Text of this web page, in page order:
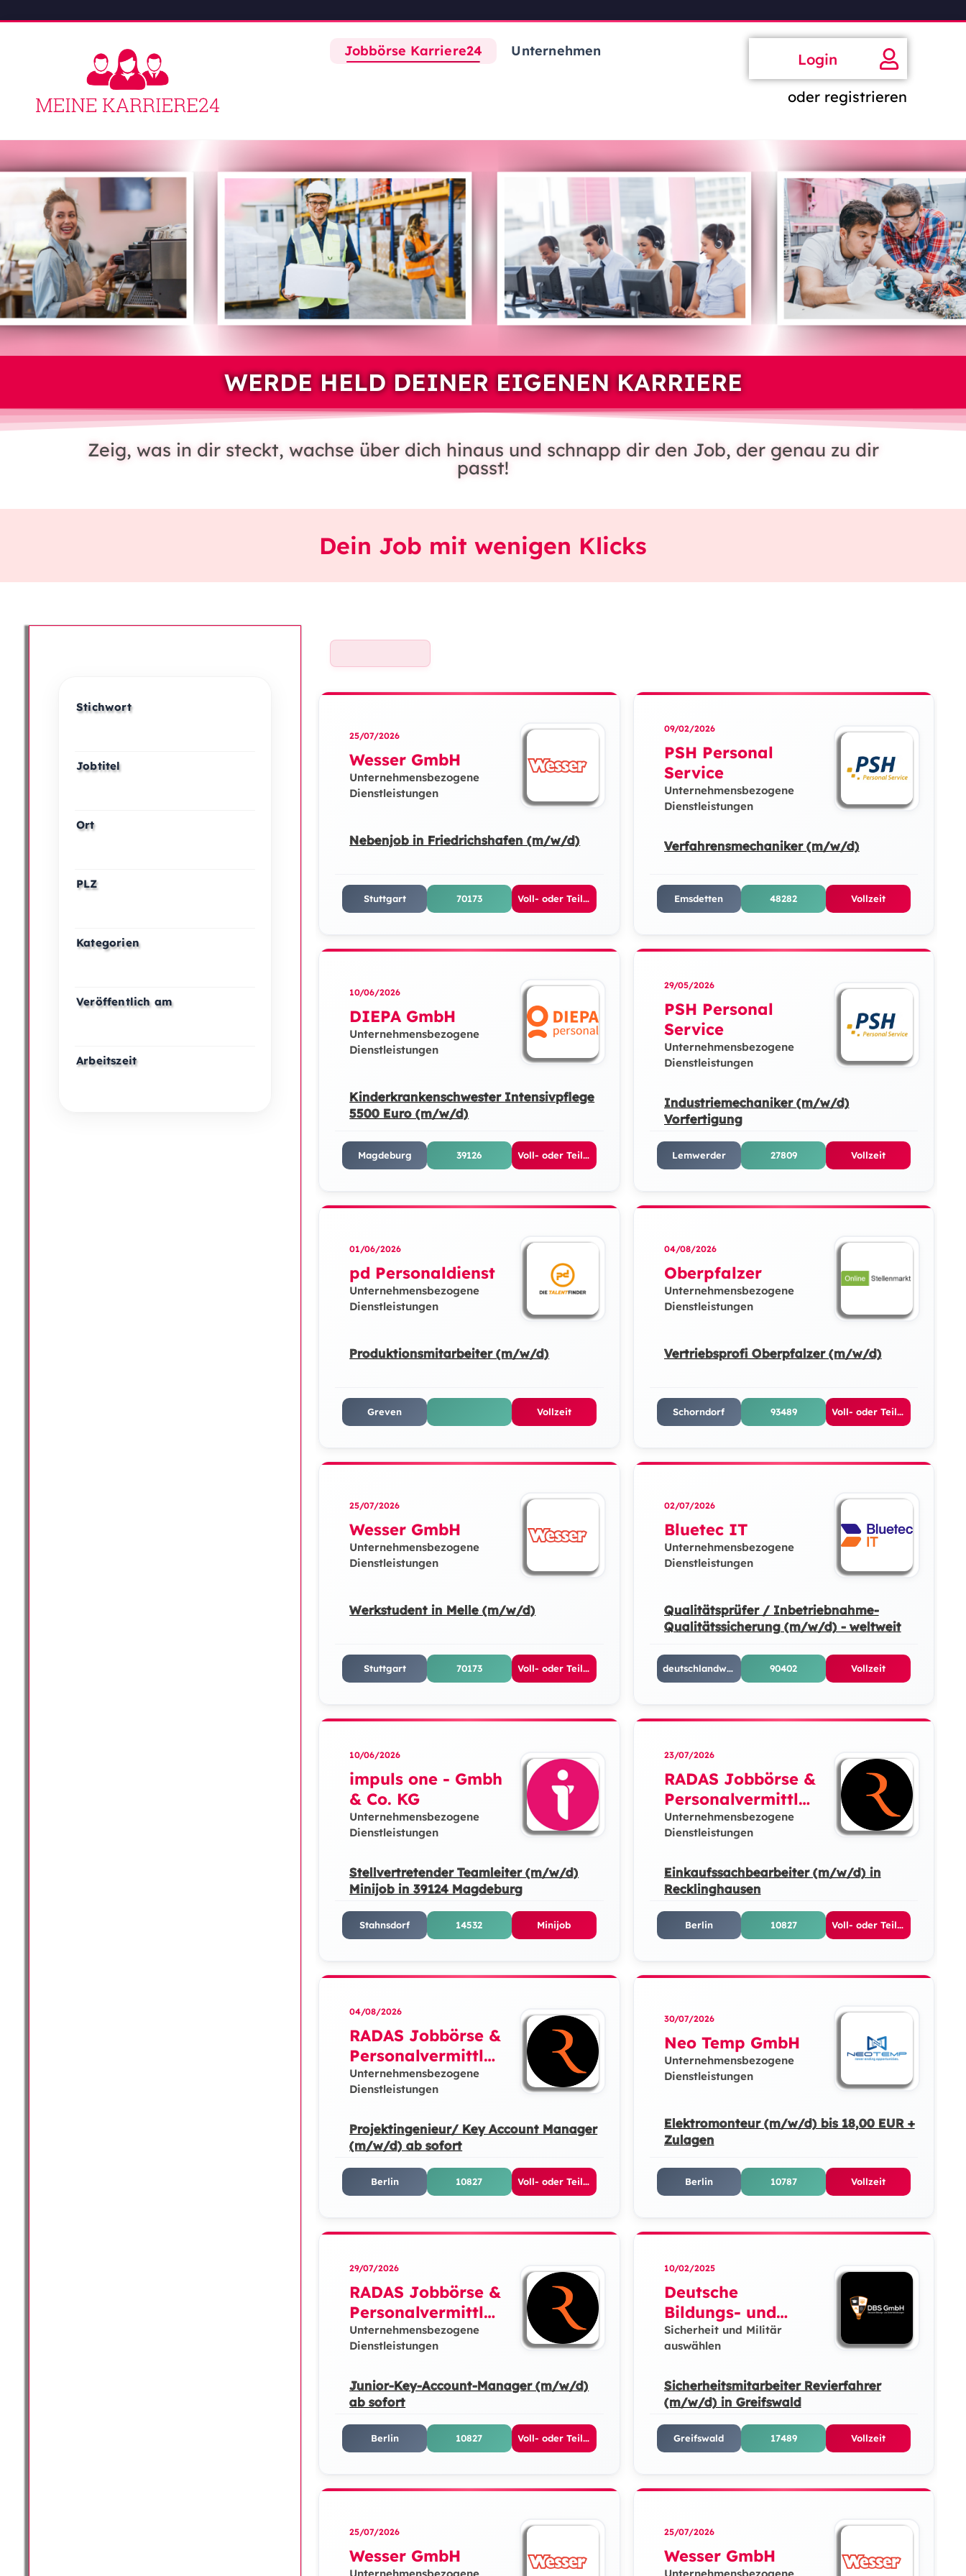
Jobbörse Karriere24 Unternehmen Login
oder registrieren
WERDE HELD DEINER EIGENEN KARRIERE
Zeig, was in dir steckt, wachse über dich hinaus und schnapp dir den Job, der genau zu dir
passt!
Dein Job mit wenigen Klicks
Stichwort
Jobtitel
Ort
PLZ
Kategorien
Veröffentlich am
Arbeitszeit
25/07/2026
Wesser GmbH
Unternehmensbezogene
Dienstleistungen
Nebenjob in Friedrichshafen (m/w/d)
Stuttgart 70173 Voll- oder Teilzeit
09/02/2026
PSH Personal
Service
Unternehmensbezogene
Dienstleistungen
Verfahrensmechaniker (m/w/d)
Emsdetten 48282 Vollzeit
10/06/2026
DIEPA GmbH
Unternehmensbezogene
Dienstleistungen
Kinderkrankenschwester Intensivpflege
5500 Euro (m/w/d)
Magdeburg 39126 Voll- oder Teilzeit
29/05/2026
PSH Personal
Service
Unternehmensbezogene
Dienstleistungen
Industriemechaniker (m/w/d)
Vorfertigung
Lemwerder 27809 Vollzeit
01/06/2026
pd Personaldienst
Unternehmensbezogene
Dienstleistungen
Produktionsmitarbeiter (m/w/d)
Greven Vollzeit
04/08/2026
Oberpfalzer
Unternehmensbezogene
Dienstleistungen
Vertriebsprofi Oberpfalzer (m/w/d)
Schorndorf 93489 Voll- oder Teilzeit
25/07/2026
Wesser GmbH
Unternehmensbezogene
Dienstleistungen
Werkstudent in Melle (m/w/d)
Stuttgart 70173 Voll- oder Teilzeit
02/07/2026
Bluetec IT
Unternehmensbezogene
Dienstleistungen
Qualitätsprüfer / Inbetriebnahme-
Qualitätssicherung (m/w/d) - weltweit
deutschlandweit 90402 Vollzeit
10/06/2026
impuls one - Gmbh
& Co. KG
Unternehmensbezogene
Dienstleistungen
Stellvertretender Teamleiter (m/w/d)
Minijob in 39124 Magdeburg
Stahnsdorf 14532 Minijob
23/07/2026
RADAS Jobbörse &
Personalvermittlun
g GmbH
Unternehmensbezogene
Dienstleistungen
Einkaufssachbearbeiter (m/w/d) in
Recklinghausen
Berlin 10827 Voll- oder Teilzeit
04/08/2026
RADAS Jobbörse &
Personalvermittlun
g GmbH
Unternehmensbezogene
Dienstleistungen
Projektingenieur/ Key Account Manager
(m/w/d) ab sofort
Berlin 10827 Voll- oder Teilzeit
30/07/2026
Neo Temp GmbH
Unternehmensbezogene
Dienstleistungen
Elektromonteur (m/w/d) bis 18,00 EUR +
Zulagen
Berlin 10787 Vollzeit
29/07/2026
RADAS Jobbörse &
Personalvermittlun
g GmbH
Unternehmensbezogene
Dienstleistungen
Junior-Key-Account-Manager (m/w/d)
ab sofort
Berlin 10827 Voll- oder Teilzeit
10/02/2025
Deutsche
Bildungs- und
Sicherheitslösunge
n GmbH
Sicherheit und Militär
auswählen
Sicherheitsmitarbeiter Revierfahrer
(m/w/d) in Greifswald
Greifswald 17489 Vollzeit
25/07/2026
Wesser GmbH
25/07/2026
Wesser GmbH